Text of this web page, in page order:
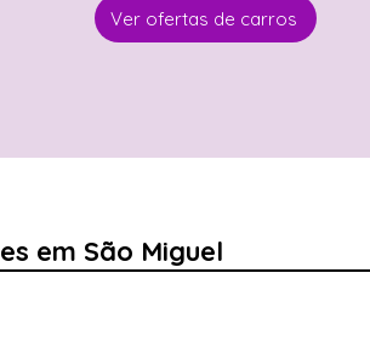
Ver ofertas de carros
em São Miguel